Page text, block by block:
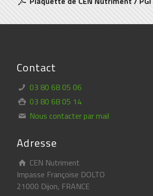
Contact
03 80 68 05 06
03 80 68 05 14
Nous contacter par mail
Adresse
CEN Nutriment
Impasse Françoise DOLTO
21000 Dijon, FRANCE